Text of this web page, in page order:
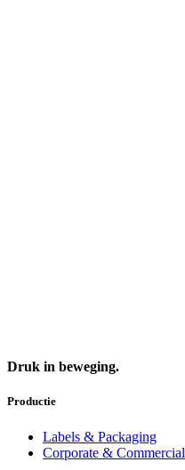
Druk in beweging.
Productie
Labels & Packaging
Corporate & Commercial